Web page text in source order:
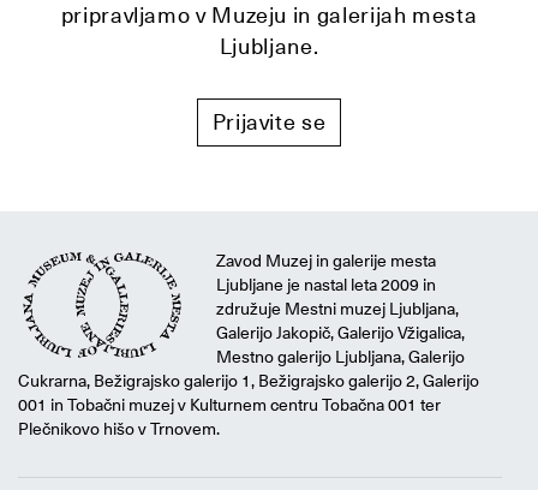
pripravljamo v Muzeju in galerijah mesta
Ljubljane.
Prijavite se
Zavod Muzej in galerije mesta
Ljubljane je nastal leta 2009 in
združuje Mestni muzej Ljubljana,
Galerijo Jakopič, Galerijo Vžigalica,
Mestno galerijo Ljubljana, Galerijo
Cukrarna, Bežigrajsko galerijo 1, Bežigrajsko galerijo 2, Galerijo
001 in Tobačni muzej v Kulturnem centru Tobačna 001 ter
Plečnikovo hišo v Trnovem.